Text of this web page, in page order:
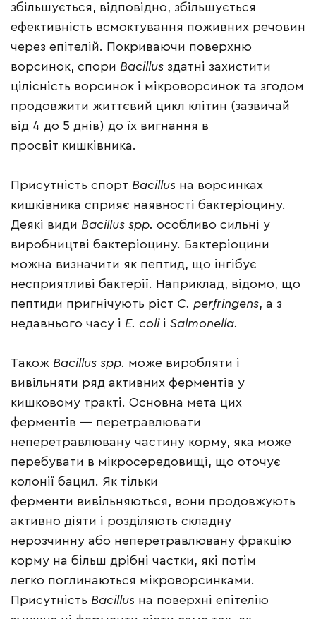
збільшується, відповідно, збільшується
ефективність всмоктування поживних речовин
через епітелій. Покриваючи поверхню
ворсинок, спори Bacillus здатні захистити
цілісність ворсинок і мікроворсинок та згодом
продовжити життєвий цикл клітин (зазвичай
від 4 до 5 днів) до їх вигнання в
просвіт кишківника.
Присутність спорт Bacillus на ворсинках
кишківника сприяє наявності бактеріоцину.
Деякі види Bacillus spp. особливо сильні у
виробництві бактеріоцину. Бактеріоцини
можна визначити як пептид, що інгібує
несприятливі бактерії. Наприклад, відомо, що
пептиди пригнічують ріст C. perfringens, а з
недавнього часу і E. coli і Salmonella.
Також Bacillus spp. може виробляти і
вивільняти ряд активних ферментів у
кишковому тракті. Основна мета цих
ферментів — перетравлювати
неперетравлювану частину корму, яка може
перебувати в мікросередовищі, що оточує
колонії бацил. Як тільки
ферменти вивільняються, вони продовжують
активно діяти і розділяють складну
нерозчинну або неперетравлювану фракцію
корму на більш дрібні частки, які потім
легко поглинаються мікроворсинками.
Присутність Bacillus на поверхні епітелію